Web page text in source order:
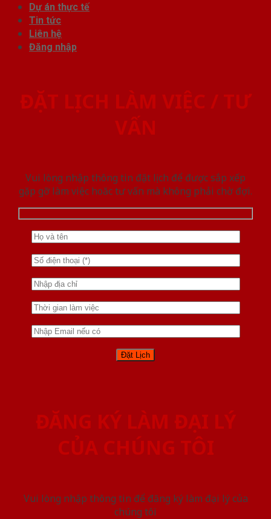
Dự án thực tế
Tin tức
Liên hệ
Đăng nhập
ĐẶT LỊCH LÀM VIỆC / TƯ
VẤN
Vui lòng nhập thông tin đặt lịch để được sắp xếp
gặp gỡ làm việc hoăc tư vấn mà không phải chờ đợi.
ĐĂNG KÝ LÀM ĐẠI LÝ
CỦA CHÚNG TÔI
Vui lòng nhập thông tin để đăng ký làm đại lý của
chúng tôi